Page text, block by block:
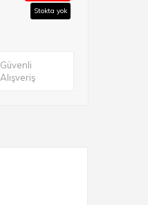
Stokta yok
Güvenli
Alışveriş